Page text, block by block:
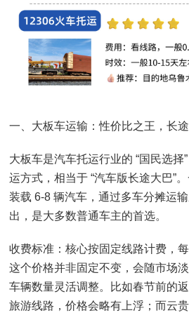
一、大板车运输：性价比之王，长
大板车是汽车托运行业的 “国民选择
运方式，相当于 “汽车版长途大巴”
装载 6-8 辆汽车，通过多车分摊运
出，是大多数普通车主的首选。
收费标准：核心按固定线路计费，
这个价格并非固定不变，会随市场
车辆数量灵活调整。比如春节前的
旅游线路，价格会略有上浮；而云